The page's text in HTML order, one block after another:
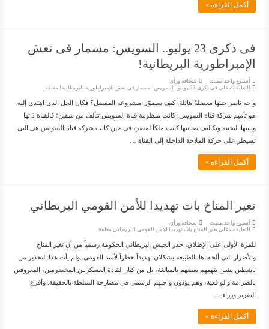
أكمل القراءة »
فى ذكرى 23 يوليو.. السويس: مسمار فى نعش
الإمبراطورية البريطانية!
‏أسبوع واحد مضت
صحافة ورأي
التعليقاتعلى فى ذكرى 23 يوليو.. السويس: مسمار فى نعش الإمبراطورية البريطانية! مغلقة
واجه ناصر حينها معضلةً هائلة: كيف سيموّل مشروعه المفضل؟ فكان الحل الذى اهتدى إليه
هو تأميم شركة قناة السويس. كانت منظومة قناة السويس تتألف من شقين؛ فالقناة ذاتها
وبنيتها التحتية وتكاليف صيانتها كانت ملكاً لمصر، فى حين كانت شركة قناة السويس هى التى
تسيطر على حركة الملاحة الداخلة إلى القناة …
أكمل القراءة »
تغير المناخ بات تهديدا للأمن القومي البريطاني
‏أسبوع واحد مضت
صحافة ورأي
التعليقاتعلى تغير المناخ بات تهديدا للأمن القومي البريطاني مغلقة
للمرة الأولى على الإطلاق، حذر الجيش البريطاني الحكومة رسمياً من أن تغير المناخ
والأضرار التي ألحقناها بالطبيعة يشكلان تهديداً خطراً لأمننا القومي. ولم يأت هذا التحذير من
ناشطين بيئيين يتهمهم بعضهم بالمبالغة، بل من كبار القادة العسكريين المخضرمين، المعروفين
بالصرامة والواقعية، وهم يؤدون واجبهم الرسمي في مصارحة السلطة بالحقيقة. وأفزع
التقرير وزراء …
أكمل القراءة »